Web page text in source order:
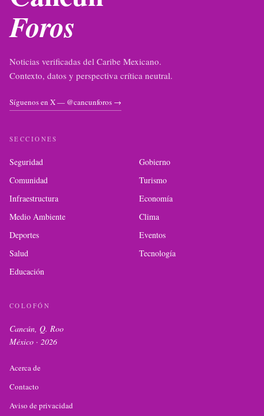
Foros
Noticias verificadas del Caribe Mexicano.
Contexto, datos y perspectiva crítica neutral.
Síguenos en X — @cancunforos →
SECCIONES
Seguridad
Gobierno
Comunidad
Turismo
Infraestructura
Economía
Medio Ambiente
Clima
Deportes
Eventos
Salud
Tecnología
Educación
COLOFÓN
Cancún, Q. Roo
México · 2026
Acerca de
Contacto
Aviso de privacidad